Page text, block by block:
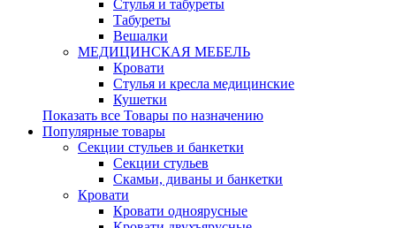
Стулья и табуреты
Табуреты
Вешалки
МЕДИЦИНСКАЯ МЕБЕЛЬ
Кровати
Стулья и кресла медицинские
Кушетки
Показать все Товары по назначению
Популярные товары
Секции стульев и банкетки
Секции стульев
Скамьи, диваны и банкетки
Кровати
Кровати одноярусные